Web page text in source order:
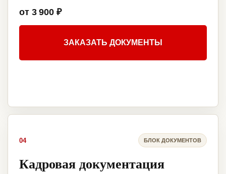
от 3 900 ₽
ЗАКАЗАТЬ ДОКУМЕНТЫ
04 БЛОК ДОКУМЕНТОВ
Кадровая документация